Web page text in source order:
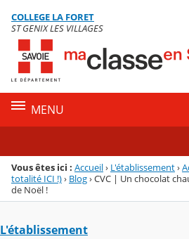
Menu de la rubrique
Contenu
COLLEGE LA FORET
ST GENIX LES VILLAGES
MENU
Vous êtes ici : Accueil› L'établissement›
totalité ICI !)› Blog›CVC | Un chocolat
de Noël !
L'établissement